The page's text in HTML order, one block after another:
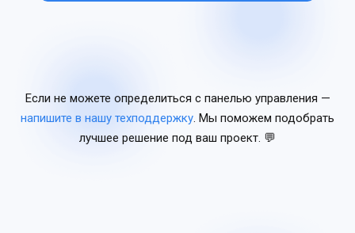
Если не можете определиться с панелью управления —
напишите в нашу техподдержку. Мы поможем подобрать
лучшее решение под ваш проект. 💬